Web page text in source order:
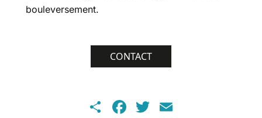
bouleversement.
CONTACT
ShareFacebook
Twitter